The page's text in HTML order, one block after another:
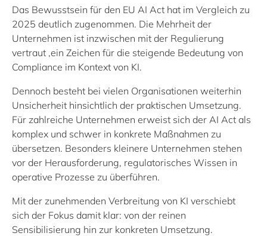
Das Bewusstsein für den EU AI Act hat im Vergleich zu
2025 deutlich zugenommen. Die Mehrheit der
Unternehmen ist inzwischen mit der Regulierung
vertraut ,ein Zeichen für die steigende Bedeutung von
Compliance im Kontext von KI.
Dennoch besteht bei vielen Organisationen weiterhin
Unsicherheit hinsichtlich der praktischen Umsetzung.
Für zahlreiche Unternehmen erweist sich der AI Act als
komplex und schwer in konkrete Maßnahmen zu
übersetzen. Besonders kleinere Unternehmen stehen
vor der Herausforderung, regulatorisches Wissen in
operative Prozesse zu überführen.
Mit der zunehmenden Verbreitung von KI verschiebt
sich der Fokus damit klar: von der reinen
Sensibilisierung hin zur konkreten Umsetzung.